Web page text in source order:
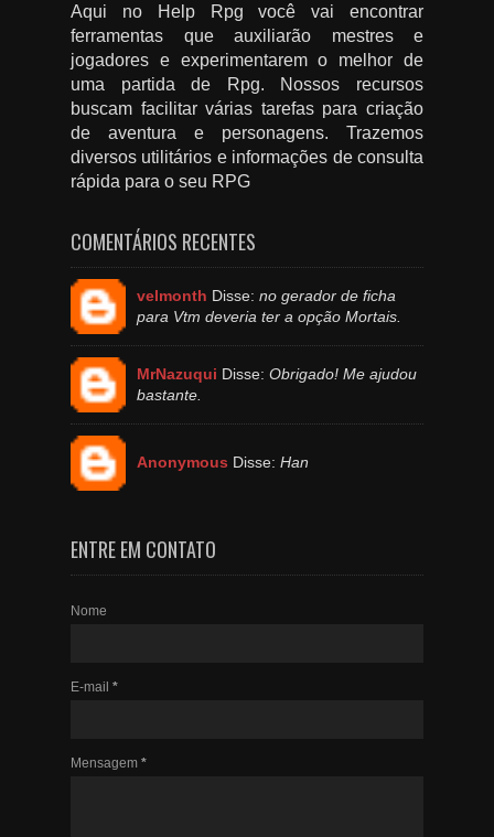
Aqui no Help Rpg você vai encontrar
ferramentas que auxiliarão mestres e
jogadores e experimentarem o melhor de
uma partida de Rpg. Nossos recursos
buscam facilitar várias tarefas para criação
de aventura e personagens. Trazemos
diversos utilitários e informações de consulta
rápida para o seu RPG
COMENTÁRIOS RECENTES
velmonth Disse: no gerador de ficha
para Vtm deveria ter a opção Mortais.
MrNazuqui Disse: Obrigado! Me ajudou
bastante.
Anonymous Disse: Han
ENTRE EM CONTATO
Nome
E-mail *
Mensagem *